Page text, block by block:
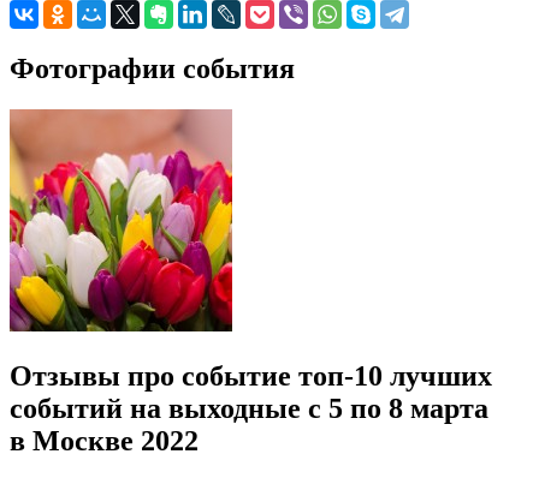
Фотографии события
Отзывы про событие топ-10 лучших
событий на выходные с 5 по 8 марта
в Москве 2022